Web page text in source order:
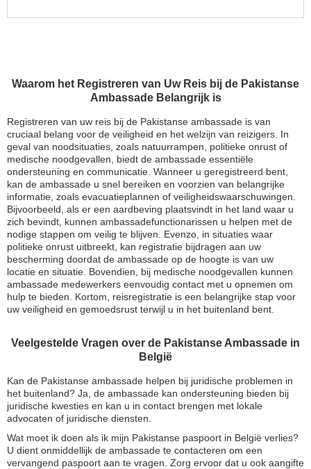
Waarom het Registreren van Uw Reis bij de Pakistanse
Ambassade Belangrijk is
Registreren van uw reis bij de Pakistanse ambassade is van
cruciaal belang voor de veiligheid en het welzijn van reizigers. In
geval van noodsituaties, zoals natuurrampen, politieke onrust of
medische noodgevallen, biedt de ambassade essentiële
ondersteuning en communicatie. Wanneer u geregistreerd bent,
kan de ambassade u snel bereiken en voorzien van belangrijke
informatie, zoals evacuatieplannen of veiligheidswaarschuwingen.
Bijvoorbeeld, als er een aardbeving plaatsvindt in het land waar u
zich bevindt, kunnen ambassadefunctionarissen u helpen met de
nodige stappen om veilig te blijven. Evenzo, in situaties waar
politieke onrust uitbreekt, kan registratie bijdragen aan uw
bescherming doordat de ambassade op de hoogte is van uw
locatie en situatie. Bovendien, bij medische noodgevallen kunnen
ambassade medewerkers eenvoudig contact met u opnemen om
hulp te bieden. Kortom, reisregistratie is een belangrijke stap voor
uw veiligheid en gemoedsrust terwijl u in het buitenland bent.
Veelgestelde Vragen over de Pakistanse Ambassade in
België
Kan de Pakistanse ambassade helpen bij juridische problemen in
het buitenland? Ja, de ambassade kan ondersteuning bieden bij
juridische kwesties en kan u in contact brengen met lokale
advocaten of juridische diensten.
Wat moet ik doen als ik mijn Pakistanse paspoort in België verlies?
U dient onmiddellijk de ambassade te contacteren om een
vervangend paspoort aan te vragen. Zorg ervoor dat u ook aangifte